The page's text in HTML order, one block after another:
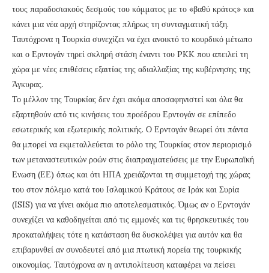
τους παραδοσιακούς δεσμούς του κόμματος με το «βαθύ κράτος» και
κάνει μια νέα αρχή στηρίζοντας πλήρως τη συνταγματική τάξη.
Ταυτόχρονα η Τουρκία συνεχίζει να έχει ανοικτό το κουρδικό μέτωπο
και ο Ερντογάν τηρεί σκληρή στάση έναντι του PKK που απειλεί τη
χώρα με νέες επιθέσεις εξαιτίας της αδιαλλαξίας της κυβέρνησης της
Άγκυρας.
Το μέλλον της Τουρκίας δεν έχει ακόμα αποσαφηνιστεί και όλα θα
εξαρτηθούν από τις κινήσεις του προέδρου Ερντογάν σε επίπεδο
εσωτερικής και εξωτερικής πολιτικής. Ο Ερντογάν θεωρεί ότι πάντα
θα μπορεί να εκμεταλλεύεται το ρόλο της Τουρκίας στον περιορισμό
των μεταναστευτικών ροών στις διαπραγματεύσεις με την Ευρωπαϊκή
Ενωση (ΕΕ) όπως και ότι ΗΠΑ χρειάζονται τη συμμετοχή της χώρας
του στον πόλεμο κατά του Ισλαμικού Κράτους σε Ιράκ και Συρία
(ISIS) για να γίνει ακόμα πιο αποτελεσματικός. Όμως αν ο Ερντογάν
συνεχίζει να καθοδηγείται από τις εμμονές και τις θρησκευτικές του
προκαταλήψεις τότε η κατάσταση θα δυσκολέψει για αυτόν και θα
επιβαρυνθεί αν συνοδευτεί από μια πτωτική πορεία της τουρκικής
οικονομίας. Ταυτόχρονα αν η αντιπολίτευση καταφέρει να πείσει